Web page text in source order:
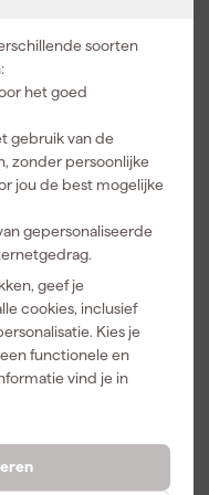
soorten
het goed
gebruik van de
zonder persoonlijke
jou de best mogelijke
gepersonaliseerde
geef je
cookies, inclusief
Kies je
functionele en
vind je in
K120 -
st) voor M12
bezorgd
Adviesprijs
13 19